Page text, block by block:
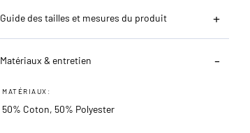
06 06
Guide des tailles et mesures du produit
Matériaux & entretien
MATÉRIAUX:
50% Coton, 50% Polyester